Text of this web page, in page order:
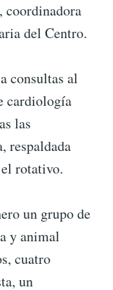
del Centro.
consultas al
cardiología
las
respaldada
rotativo.
un grupo de
y animal
cuatro
un